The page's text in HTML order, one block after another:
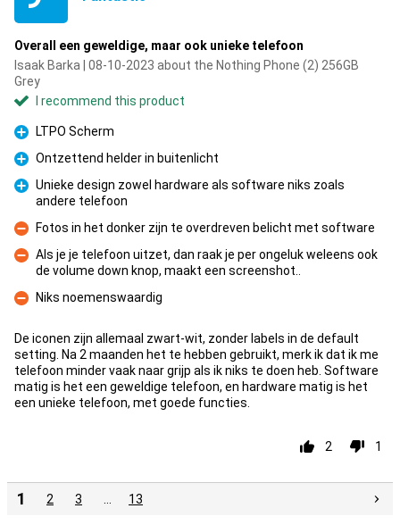
Overall een geweldige, maar ook unieke telefoon
Isaak Barka | 08-10-2023 about the Nothing Phone (2) 256GB
Grey
I recommend this product
Pro
LTPO Scherm
Pro
Ontzettend helder in buitenlicht
Unieke design zowel hardware als software niks zoals
andere telefoon
Con
Fotos in het donker zijn te overdreven belicht met software
Con
Als je je telefoon uitzet, dan raak je per ongeluk weleens ook
de volume down knop, maakt een screenshot..
Con
Niks noemenswaardig
De iconen zijn allemaal zwart-wit, zonder labels in de default
setting. Na 2 maanden het te hebben gebruikt, merk ik dat ik me
telefoon minder vaak naar grijp als ik niks te doen heb. Software
matig is het een geweldige telefoon, en hardware matig is het
een unieke telefoon, met goede functies.
2 1
1 2 3 13